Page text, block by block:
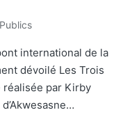
international de la
dévoilé Les Trois
par Kirby